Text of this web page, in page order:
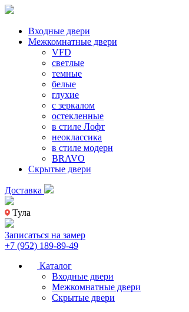
Входные двери
Межкомнатные двери
VFD
светлые
темные
белые
глухие
с зеркалом
остекленные
в стиле Лофт
неоклассика
в стиле модерн
BRAVO
Скрытые двери
Доставка
Тула
Записаться на замер
+7 (952) 189-89-49
Каталог
Входные двери
Межкомнатные двери
Скрытые двери